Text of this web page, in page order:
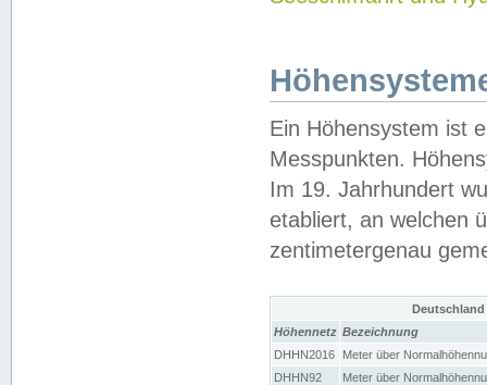
Ein Höhensystem ist
Messpunkten.
Im 19. Jahrhundert
etabliert, an welchen
zentimetergenau
Höhennetz Bezeichnung
DHHN2016
Meter über
DHHN92
Meter über